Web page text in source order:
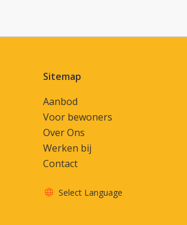
Contactinformatie
Sitemap
Aanbod
Voor bewoners
Over Ons
Werken bij
Contact
Vertaal deze pagina
Select Language